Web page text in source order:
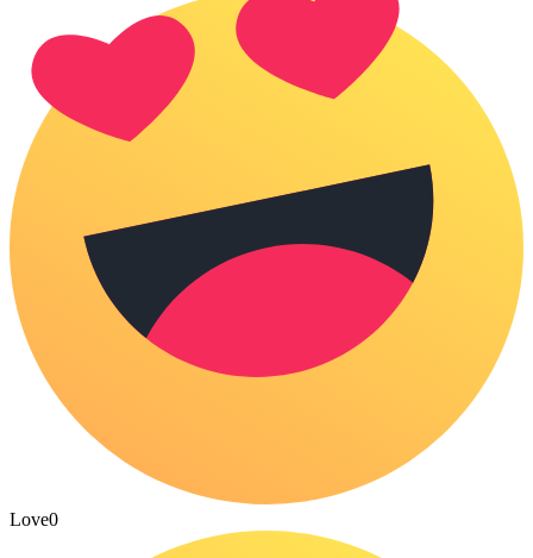
Love0